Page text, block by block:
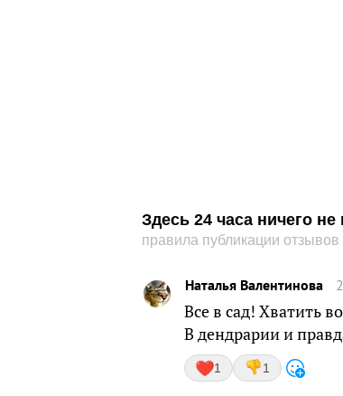
Здесь 24 часа ничего
правила публикации отзывов
Наталья Валентинова
Все в сад! Хватить
В дендрарии и
1 1